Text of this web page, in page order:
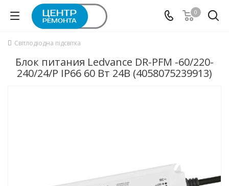
0
Світлодіодна підсвітка
Блок питания Ledvance DR-PFM -60/220-
240/24/P IP66 60 Вт 24В (4058075239913)